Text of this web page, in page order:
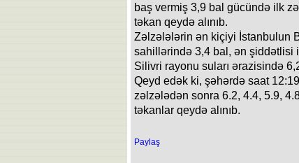
baş vermiş 3,9 bal gücündə ilk
təkan qeydə alınıb.
Zəlzələlərin ən kiçiyi İstanbulun
sahillərində 3,4 bal, ən şiddətlisi
Silivri rayonu suları ərazisində
Qeyd edək ki, şəhərdə saat
zəlzələdən sonra 6.2, 4.4, 5.9,
təkanlar qeydə alınıb.
Paylaş